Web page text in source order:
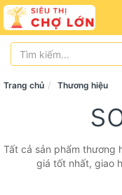
Trang chủ Thương hiệu
Tất cả sản phẩm thương
giá tốt nhất, giao